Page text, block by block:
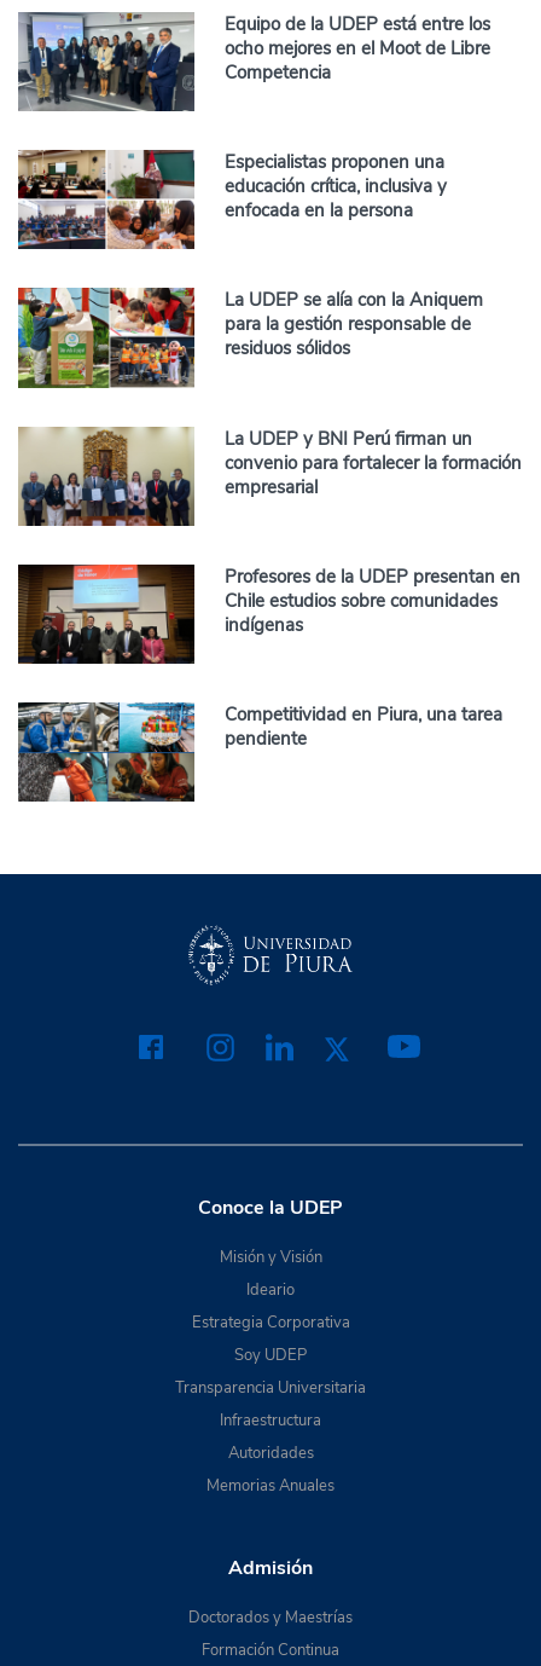
Equipo de la UDEP está entre los
ocho mejores en el Moot de Libre
Competencia
Especialistas proponen una
educación crítica, inclusiva y
enfocada en la persona
La UDEP se alía con la Aniquem
para la gestión responsable de
residuos sólidos
La UDEP y BNI Perú firman un
convenio para fortalecer la formación
empresarial
Profesores de la UDEP presentan en
Chile estudios sobre comunidades
indígenas
Competitividad en Piura, una tarea
pendiente
Conoce la UDEP
Misión y Visión
Ideario
Estrategia Corporativa
Soy UDEP
Transparencia Universitaria
Infraestructura
Autoridades
Memorias Anuales
Admisión
Doctorados y Maestrías
Formación Continua